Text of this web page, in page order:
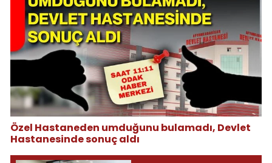
Özel Hastaneden umduğunu bulamadı, Devlet
Hastanesinde sonuç aldı